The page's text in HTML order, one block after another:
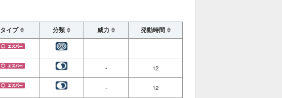
タイプ 分類 威力 発動時間
- -
- 12
- 12